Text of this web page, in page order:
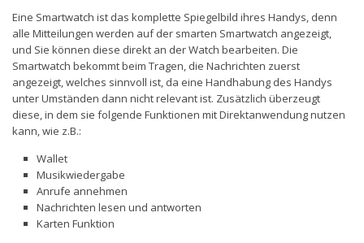
Eine Smartwatch ist das komplette Spiegelbild ihres Handys, denn
alle Mitteilungen werden auf der smarten Smartwatch angezeigt,
und Sie können diese direkt an der Watch bearbeiten. Die
Smartwatch bekommt beim Tragen, die Nachrichten zuerst
angezeigt, welches sinnvoll ist, da eine Handhabung des Handys
unter Umständen dann nicht relevant ist. Zusätzlich überzeugt
diese, in dem sie folgende Funktionen mit Direktanwendung nutzen
kann, wie z.B.:
Wallet
Musikwiedergabe
Anrufe annehmen
Nachrichten lesen und antworten
Karten Funktion